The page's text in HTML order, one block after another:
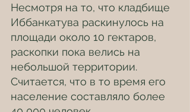
Несмотря на то, что кладбище
Иббанкатува раскинулось на
площади около 10 гектаров,
раскопки пока велись на
небольшой территории.
Считается, что в то время его
население составляло более